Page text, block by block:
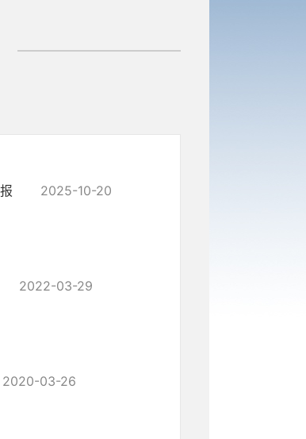
2025-10-20
2022-03-29
2020-03-26